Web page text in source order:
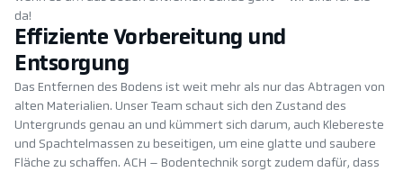
da!
Effiziente Vorbereitung und
Entsorgung
Das Entfernen des Bodens ist weit mehr als nur das Abtragen von
alten Materialien. Unser Team schaut sich den Zustand des
Untergrunds genau an und kümmert sich darum, auch Klebereste
und Spachtelmassen zu beseitigen, um eine glatte und saubere
Fläche zu schaffen. ACH – Bodentechnik sorgt zudem dafür, dass